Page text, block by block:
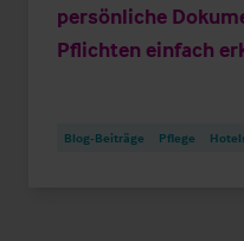
persönliche
Pflichten einfach
Blog-Beiträge Pflege